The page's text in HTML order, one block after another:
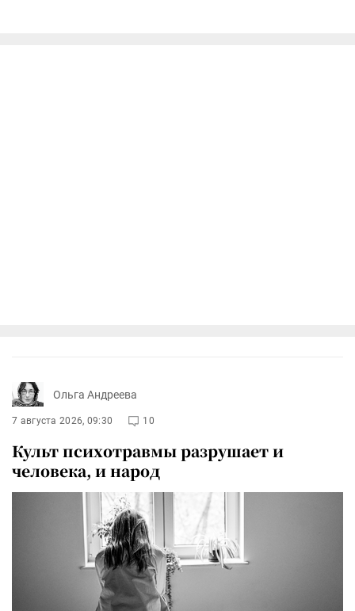
Ольга Андреева
7 августа 2026, 09:30 10
Культ психотравмы разрушает и
человека, и народ